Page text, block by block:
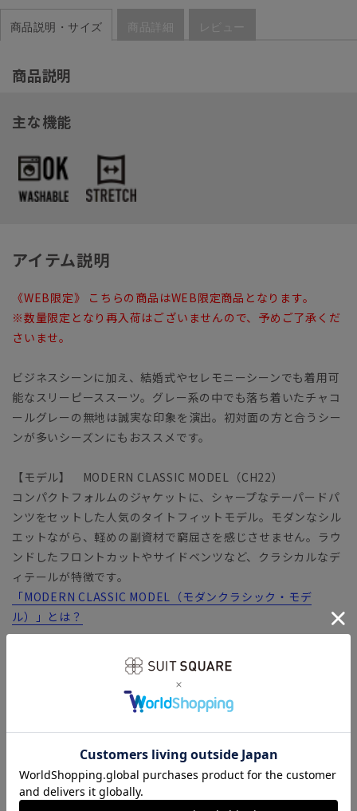
商品説明・サイズ 商品詳細 レビュー
商品説明
主な機能
アイテム説明
《WEB限定》 こちらの商品はWEB限定商品となります。
※数量限定となり再入荷はございませんので、予めご了承くだ
さいませ。
ビジネスシーンに加え、結婚式やセレモニーシーンでも着用可
能なスリーピーススーツ。グレー系の中でも落ち着いたチャコ
ールグレーの無地は誠実な印象を演出。初対面の方と合うシー
ンが多いシーズンにもおススメです。
【モデル】 MODERN CLASSIC MODEL（CH22）
コンパクトフォルムのジャケットに、シャープなテーパードパ
ンツをセットした人気のタイトフィットモデル。モダンなシル
エットながら、軽めの副資材で窮屈さを感じさせません。ラウ
ンドしたフロントカットやサイドベンツなど、クラシカルなデ
ィテールが特徴です。
「MODERN CLASSIC MODEL（モダンクラシック・モデ
ル）」とは？
ヨコ方向へのストレッチ性を高めた生地で、ストレスフリーな
着心地を実現しています。イタリアの生地メーカーで採用され
るヨコ糸単糸使いの効果で、美しいドレープとしなやかな肌触
りが実現したファブリックです。
【機能】
ウォッシャブル／汚れてもご家庭で簡単にお洗濯が可能です。